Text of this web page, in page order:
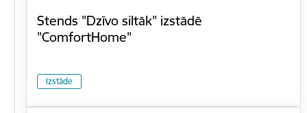
Stends "Dzīvo siltāk" izstādē
"ComfortHome"
Izstāde